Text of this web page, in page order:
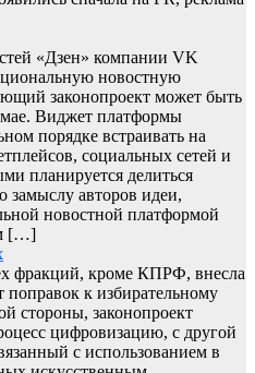
«Дзен» компании VK
новостную
законопроект может быть
Виджет платформы
порядке встраивать на
социальных сетей и
планируется делиться
авторов идеи,
новостной платформой
[…]
фракций, кроме КПРФ, внесла
поправок к избирательному
стороны, законопроект
цифровизацию, с другой
с использованием в